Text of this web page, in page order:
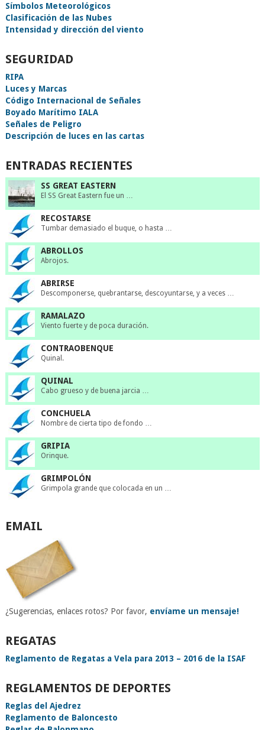
Símbolos Meteorológicos
Clasificación de las Nubes
Intensidad y dirección del viento
SEGURIDAD
RIPA
Luces y Marcas
Código Internacional de Señales
Boyado Marítimo IALA
Señales de Peligro
Descripción de luces en las cartas
ENTRADAS RECIENTES
SS GREAT EASTERN
El SS Great Eastern fue un …
RECOSTARSE
Tumbar demasiado el buque, o hasta …
ABROLLOS
Abrojos.
ABRIRSE
Descomponerse, quebrantarse, descoyuntarse, y a veces …
RAMALAZO
Viento fuerte y de poca duración.
CONTRAOBENQUE
Quinal.
QUINAL
Cabo grueso y de buena jarcia …
CONCHUELA
Nombre de cierta tipo de fondo …
GRIPIA
Orinque.
GRIMPOLÓN
Grimpola grande que colocada en un …
EMAIL
¿Sugerencias, enlaces rotos? Por favor, envíame un mensaje!
REGATAS
Reglamento de Regatas a Vela para 2013 – 2016 de la ISAF
REGLAMENTOS DE DEPORTES
Reglas del Ajedrez
Reglamento de Baloncesto